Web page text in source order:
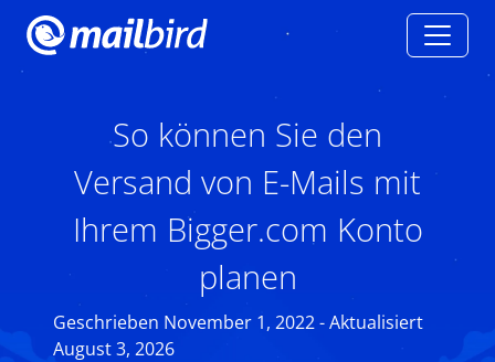
So können Sie den
Versand von E-Mails mit
Ihrem Bigger.com Konto
planen
Geschrieben November 1, 2022 - Aktualisiert
August 3, 2026